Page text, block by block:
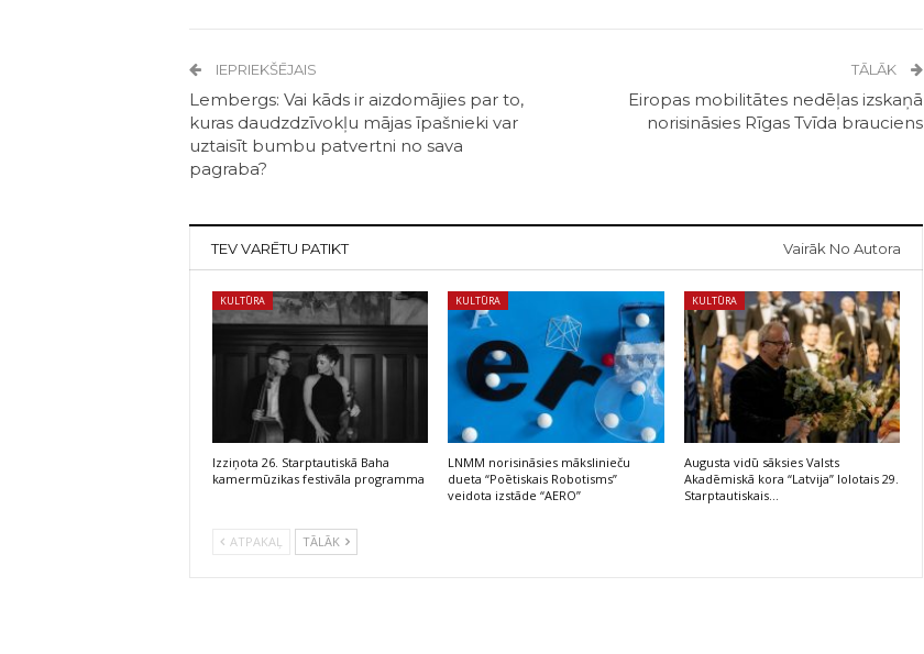
IEPRIEKŠĒJAIS
Lembergs: Vai kāds ir aizdomājies par to,
kuras daudzdzīvokļu mājas īpašnieki var
uztaisīt bumbu patvertni no sava
pagraba?
TĀLĀK
Eiropas mobilitātes nedēļas izskaņā
norisināsies Rīgas Tvīda brauciens
TEV VARĒTU PATIKT Vairāk No Autora
KULTŪRA
Izziņota 26. Starptautiskā Baha
kamermūzikas festivāla programma
KULTŪRA
LNMM norisināsies mākslinieču
dueta “Poētiskais Robotisms”
veidota izstāde “AERO”
KULTŪRA
Augusta vidū sāksies Valsts
Akadēmiskā kora “Latvija” lolotais 29.
Starptautiskais…
ATPAKAĻ TĀLĀK